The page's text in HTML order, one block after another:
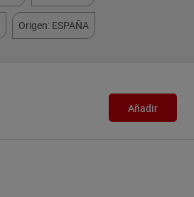
Origen: ESPAÑA
Añadir